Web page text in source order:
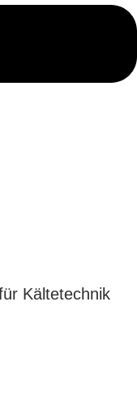
Kältetechnik